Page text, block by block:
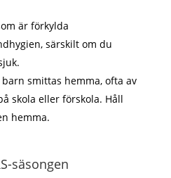
är förkylda
särskilt om du
smittas hemma, ofta av
skola eller förskola. Håll
hemma.
säsongen